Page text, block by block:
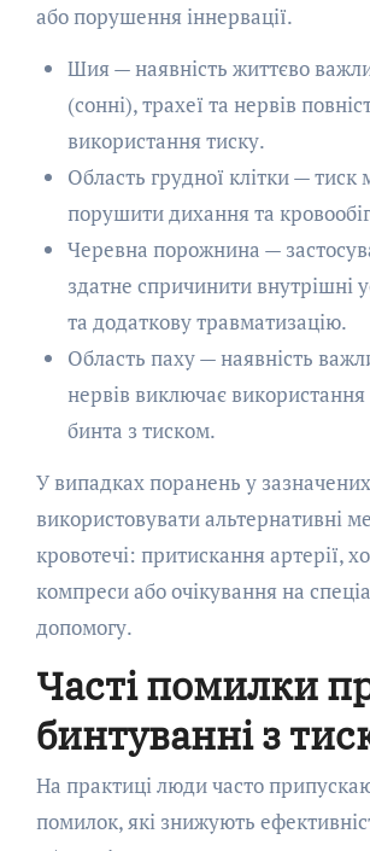
або порушення іннервації.
Шия — наявність життєво
(сонні), трахеї та нервів
використання тиску.
Область грудної клітки — тиск
порушити дихання та
Черевна порожнина —
здатне спричинити внутрішні
та додаткову травматизацію.
Область паху — наявність
нервів виключає
бинта з тиском.
У випадках поранень у
використовувати альтернативні
кровотечі: притискання артерії,
компреси або очікування на
допомогу.
Часті помилки
бинтуванні з
На практиці люди часто
помилок, які знижують